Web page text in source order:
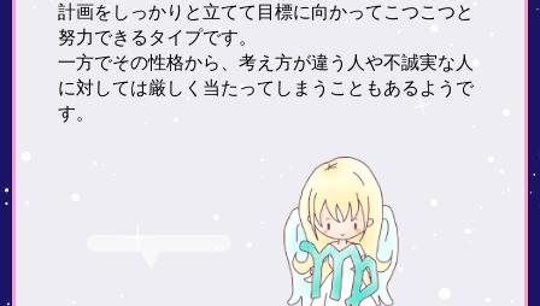
計画をしっかりと立てて目標に向かってこつこつと
努力できるタイプです。
一方でその性格から、考え方が違う人や不誠実な人
に対しては厳しく当たってしまうこともあるようで
す。